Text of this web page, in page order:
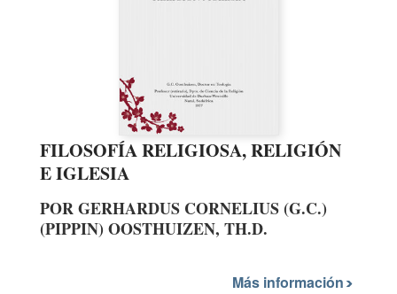
FILOSOFÍA RELIGIOSA, RELIGIÓN
E IGLESIA
POR GERHARDUS CORNELIUS (G.C.)
(PIPPIN) OOSTHUIZEN, TH.D.
Más información